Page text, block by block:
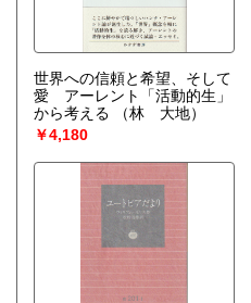
世界への信頼と希望、そして
愛 アーレント「活動的生」
から考える
（林 大地）
￥4,180